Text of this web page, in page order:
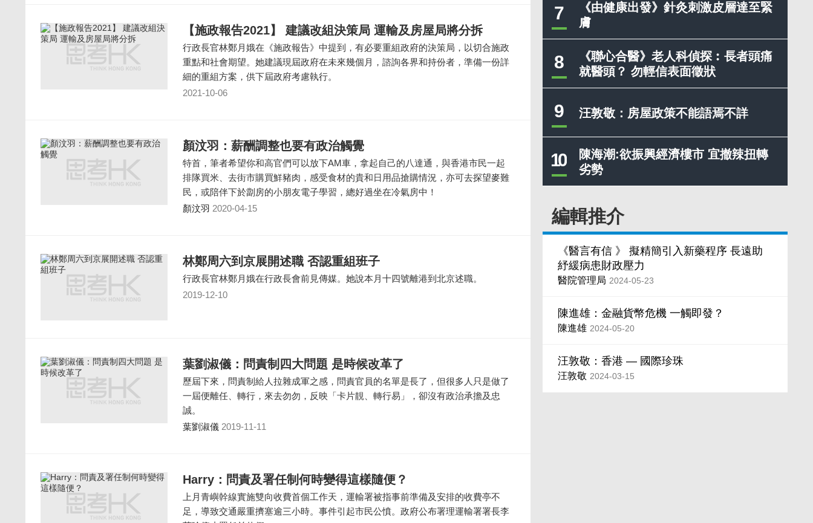
7
《由健康出發》針灸刺激皮層達至緊
膚
8
《聯心合醫》老人科偵探︰長者頭痛
就醫頭？ 勿輕信表面徵狀
9 汪敦敬：房屋政策不能語焉不詳
10
陳海潮:欲振興經濟樓市 宜撤辣扭轉
劣勢
編輯推介
《醫言有信 》 擬精簡引入新藥程序 長遠助
紓緩病患財政壓力
醫院管理局 2024-05-23
陳進雄：金融貨幣危機 一觸即發？
陳進雄 2024-05-20
汪敦敬：香港 — 國際珍珠
汪敦敬 2024-03-15
【施政報告2021】 建議改組決策局 運輸及房屋局將分拆
行政長官林鄭月娥在《施政報告》中提到，有必要重組政府的決策局，以切合施政
重點和社會期望。她建議現屆政府在未來幾個月，諮詢各界和持份者，準備一份詳
細的重組方案，供下屆政府考慮執行。
2021-10-06
顏汶羽：薪酬調整也要有政治觸覺
特首，筆者希望你和高官們可以放下AM車，拿起自己的八達通，與香港市民一起
排隊買米、去街市購買鮮豬肉，感受食材的貴和日用品搶購情況，亦可去探望麥難
民，或陪伴下於劏房的小朋友電子學習，總好過坐在冷氣房中！
顏汶羽 2020-04-15
林鄭周六到京展開述職 否認重組班子
行政長官林鄭月娥在行政長會前見傳媒。她說本月十四號離港到北京述職。
2019-12-10
葉劉淑儀：問責制四大問題 是時候改革了
歷屆下來，問責制給人拉雜成軍之感，問責官員的名單是長了，但很多人只是做了
一屆便離任、轉行，來去勿勿，反映「卡片靚、轉行易」，卻沒有政治承擔及忠
誠。
葉劉淑儀 2019-11-11
Harry：問責及署任制何時變得這樣隨便？
上月青嶼幹線實施雙向收費首個工作天，運輸署被指事前準備及安排的收費亭不
足，導致交通嚴重擠塞逾三小時。事件引起市民公憤。政府公布署理運輸署署長李